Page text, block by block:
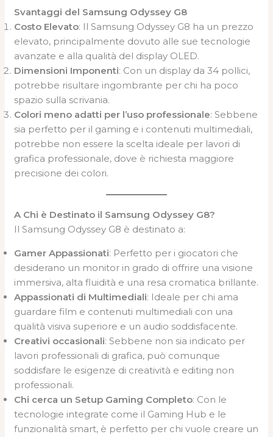
Svantaggi del Samsung Odyssey G8
Costo Elevato: Il Samsung Odyssey G8 ha un prezzo
elevato, principalmente dovuto alle sue tecnologie
avanzate e alla qualità del display OLED.
Dimensioni Imponenti: Con un display da 34 pollici,
potrebbe risultare ingombrante per chi ha poco
spazio sulla scrivania.
Colori meno adatti per l’uso professionale: Sebbene
sia perfetto per il gaming e i contenuti multimediali,
potrebbe non essere la scelta ideale per lavori di
grafica professionale, dove è richiesta maggiore
precisione dei colori.
A Chi è Destinato il Samsung Odyssey G8?
Il Samsung Odyssey G8 è destinato a:
Gamer Appassionati: Perfetto per i giocatori che
desiderano un monitor in grado di offrire una visione
immersiva, alta fluidità e una resa cromatica brillante.
Appassionati di Multimediali: Ideale per chi ama
guardare film e contenuti multimediali con una
qualità visiva superiore e un audio soddisfacente.
Creativi occasionali: Sebbene non sia indicato per
lavori professionali di grafica, può comunque
soddisfare le esigenze di creatività e editing non
professionali.
Chi cerca un Setup Gaming Completo: Con le
tecnologie integrate come il Gaming Hub e le
funzionalità smart, è perfetto per chi vuole creare un